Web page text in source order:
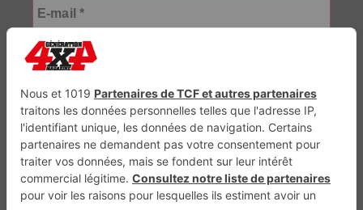
Génération Electrique Génération Sans Permis VTTAE.fr FullAttack